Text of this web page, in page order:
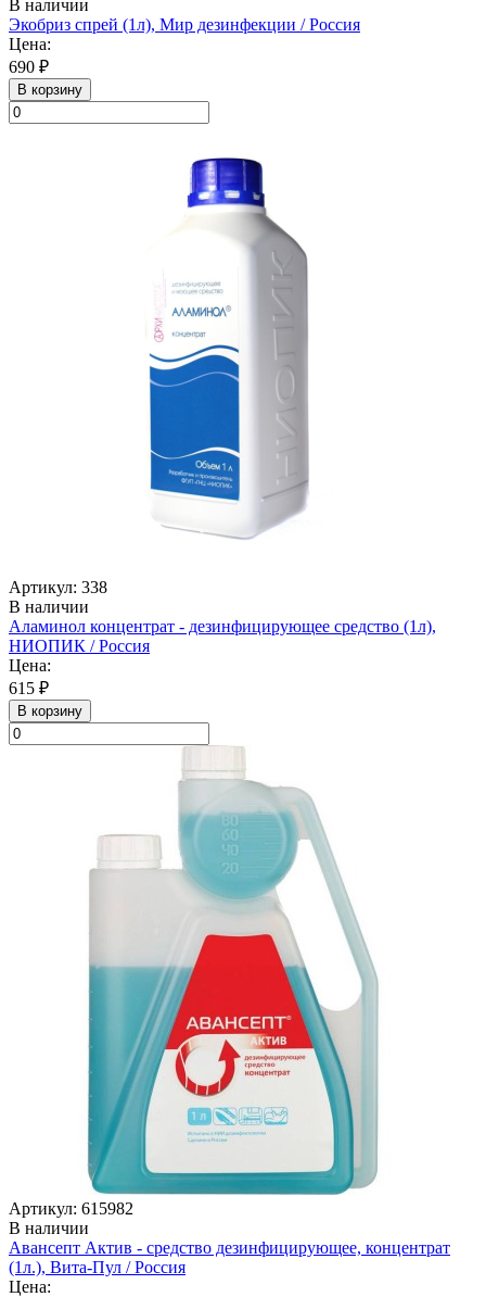
В наличии
Экобриз спрей (1л), Мир дезинфекции / Россия
Цена:
690 ₽
В корзину
Артикул: 338
В наличии
Аламинол концентрат - дезинфицирующее средство (1л),
НИОПИК / Россия
Цена:
615 ₽
В корзину
Артикул: 615982
В наличии
Авансепт Актив - средство дезинфицирующее, концентрат
(1л.), Вита-Пул / Россия
Цена: